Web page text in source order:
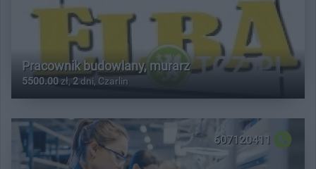
Pracownik budowlany, murarz
5500.00zł, 2dni, Czarlin
607120411